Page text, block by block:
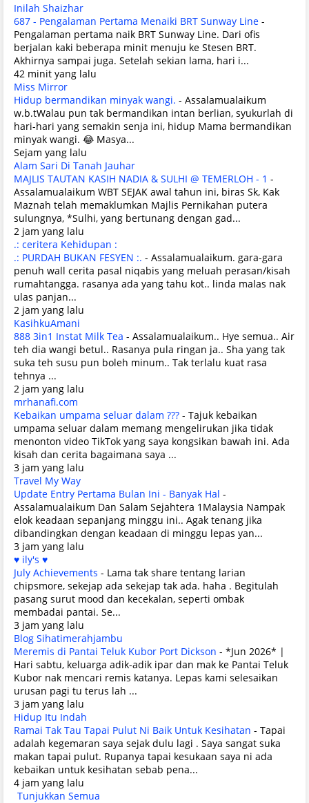
Inilah Shaizhar
687 - Pengalaman Pertama Menaiki BRT Sunway Line -
Pengalaman pertama naik BRT Sunway Line. Dari ofis
berjalan kaki beberapa minit menuju ke Stesen BRT.
Akhirnya sampai juga. Setelah sekian lama, hari i...
42 minit yang lalu
Miss Mirror
Hidup bermandikan minyak wangi. - Assalamualaikum
w.b.tWalau pun tak bermandikan intan berlian, syukurlah di
hari-hari yang semakin senja ini, hidup Mama bermandikan
minyak wangi. 😂 Masya...
Sejam yang lalu
Alam Sari Di Tanah Jauhar
MAJLIS TAUTAN KASIH NADIA & SULHI @ TEMERLOH - 1 -
Assalamualaikum WBT SEJAK awal tahun ini, biras Sk, Kak
Maznah telah memaklumkan Majlis Pernikahan putera
sulungnya, *Sulhi, yang bertunang dengan gad...
2 jam yang lalu
.: ceritera Kehidupan :
.: PURDAH BUKAN FESYEN :. - Assalamualaikum. gara-gara
penuh wall cerita pasal niqabis yang meluah perasan/kisah
rumahtangga. rasanya ada yang tahu kot.. linda malas nak
ulas panjan...
2 jam yang lalu
KasihkuAmani
888 3in1 Instat Milk Tea - Assalamualaikum.. Hye semua.. Air
teh dia wangi betul.. Rasanya pula ringan ja.. Sha yang tak
suka teh susu pun boleh minum.. Tak terlalu kuat rasa
tehnya ...
2 jam yang lalu
mrhanafi.com
Kebaikan umpama seluar dalam ??? - Tajuk kebaikan
umpama seluar dalam memang mengelirukan jika tidak
menonton video TikTok yang saya kongsikan bawah ini. Ada
kisah dan cerita bagaimana saya ...
3 jam yang lalu
Travel My Way
Update Entry Pertama Bulan Ini - Banyak Hal -
Assalamualaikum Dan Salam Sejahtera 1Malaysia Nampak
elok keadaan sepanjang minggu ini.. Agak tenang jika
dibandingkan dengan keadaan di minggu lepas yan...
3 jam yang lalu
♥ ily's ♥
July Achievements - Lama tak share tentang larian
chipsmore, sekejap ada sekejap tak ada. haha . Begitulah
pasang surut mood dan kecekalan, seperti ombak
membadai pantai. Se...
3 jam yang lalu
Blog Sihatimerahjambu
Meremis di Pantai Teluk Kubor Port Dickson - *Jun 2026* |
Hari sabtu, keluarga adik-adik ipar dan mak ke Pantai Teluk
Kubor nak mencari remis katanya. Lepas kami selesaikan
urusan pagi tu terus lah ...
3 jam yang lalu
Hidup Itu Indah
Ramai Tak Tau Tapai Pulut Ni Baik Untuk Kesihatan - Tapai
adalah kegemaran saya sejak dulu lagi . Saya sangat suka
makan tapai pulut. Rupanya tapai kesukaan saya ni ada
kebaikan untuk kesihatan sebab pena...
4 jam yang lalu
Tunjukkan Semua